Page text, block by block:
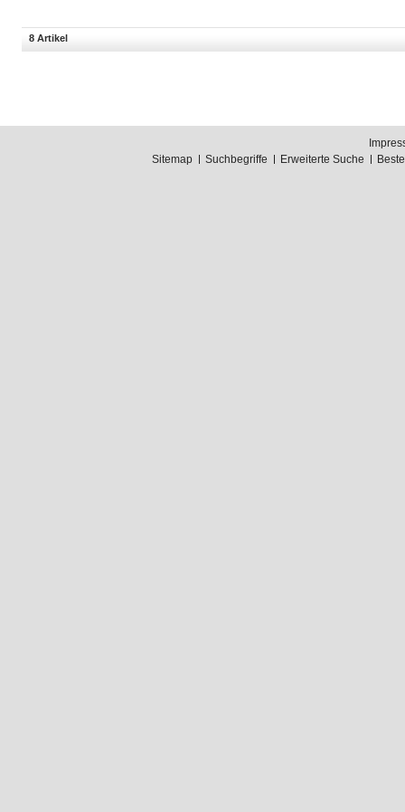
8 Artikel
Sitemap
Suchbegriffe Erweiterte Suche